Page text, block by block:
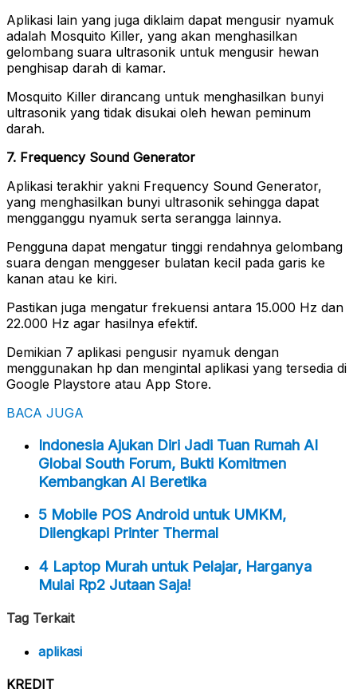
Aplikasi lain yang juga diklaim dapat mengusir nyamuk
adalah Mosquito Killer, yang akan menghasilkan
gelombang suara ultrasonik untuk mengusir hewan
penghisap darah di kamar.
Mosquito Killer dirancang untuk menghasilkan bunyi
ultrasonik yang tidak disukai oleh hewan peminum
darah.
7. Frequency Sound Generator
Aplikasi terakhir yakni Frequency Sound Generator,
yang menghasilkan bunyi ultrasonik sehingga dapat
mengganggu nyamuk serta serangga lainnya.
Pengguna dapat mengatur tinggi rendahnya gelombang
suara dengan menggeser bulatan kecil pada garis ke
kanan atau ke kiri.
Pastikan juga mengatur frekuensi antara 15.000 Hz dan
22.000 Hz agar hasilnya efektif.
Demikian 7 aplikasi pengusir nyamuk dengan
menggunakan hp dan mengintal aplikasi yang tersedia di
Google Playstore atau App Store.
BACA JUGA
Indonesia Ajukan Diri Jadi Tuan Rumah AI
Global South Forum, Bukti Komitmen
Kembangkan AI Beretika
5 Mobile POS Android untuk UMKM,
Dilengkapi Printer Thermal
4 Laptop Murah untuk Pelajar, Harganya
Mulai Rp2 Jutaan Saja!
Tag Terkait
aplikasi
KREDIT